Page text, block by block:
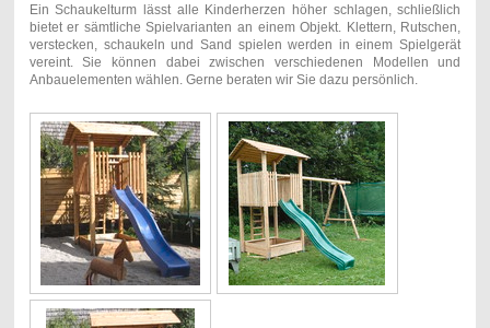
Ein Schaukelturm lässt alle Kinderherzen höher schlagen, schließlich
bietet er sämtliche Spielvarianten an einem Objekt. Klettern, Rutschen,
verstecken, schaukeln und Sand spielen werden in einem Spielgerät
vereint. Sie können dabei zwischen verschiedenen Modellen und
Anbauelementen wählen. Gerne beraten wir Sie dazu persönlich.